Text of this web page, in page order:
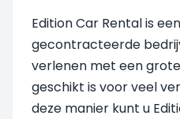
Edition Car Rental is
gecontracteerde
verlenen met een
geschikt is voor veel
deze manier kunt u